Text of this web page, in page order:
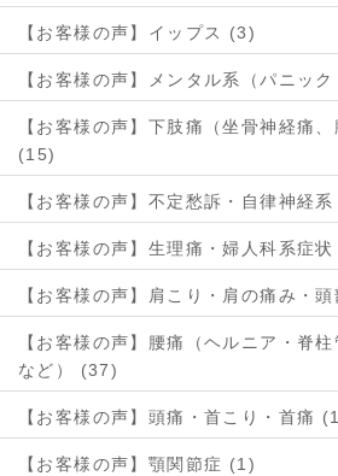
【お客様の声】イップス (3)
【お客様の声】メンタル系（パニッ
【お客様の声】下肢痛（坐骨神経痛、
(15)
【お客様の声】不定愁訴・自律神経
【お客様の声】生理痛・婦人科系症
【お客様の声】肩こり・肩の痛み・
【お客様の声】腰痛（ヘルニア・脊
など） (37)
【お客様の声】頭痛・首こり・首痛
【お客様の声】顎関節症 (1)